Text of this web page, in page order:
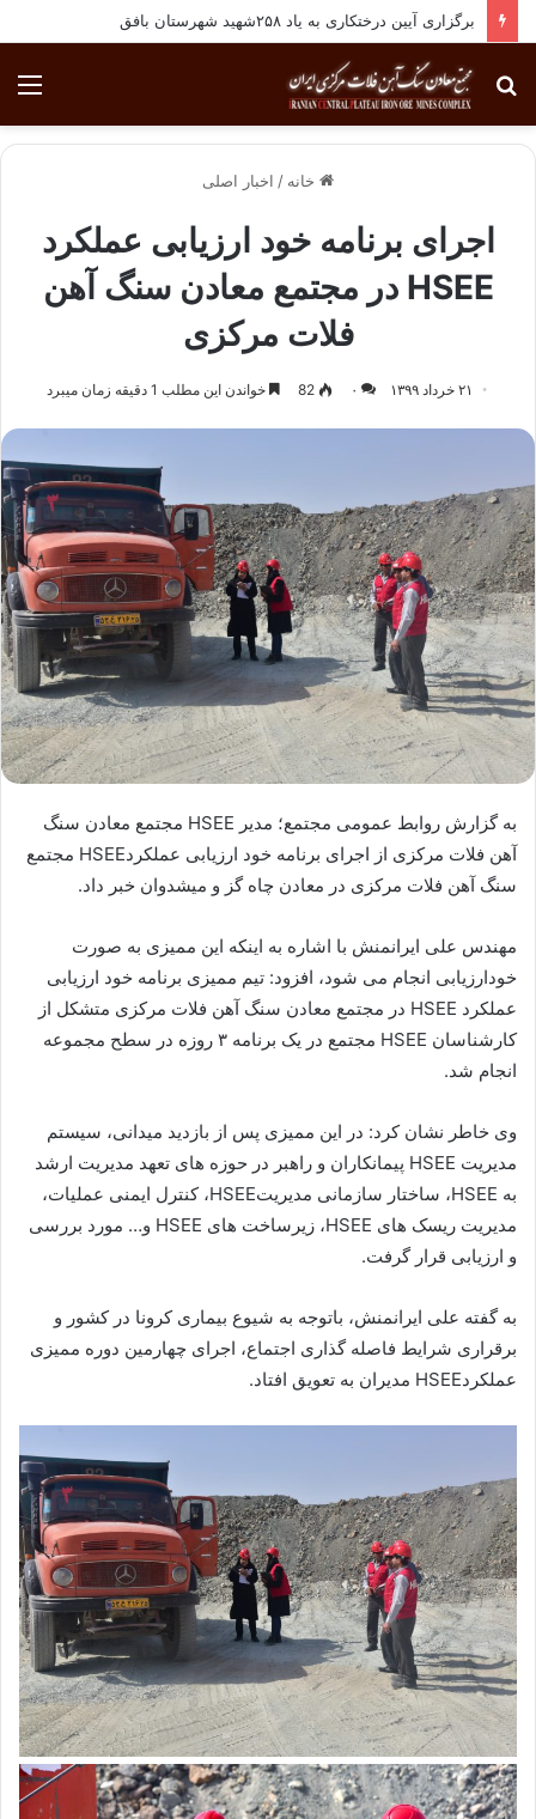
برگزاری آیین درختکاری به یاد ۲۵۸شهید شهرستان بافق
جستجو
برای
خانه / اخبار اصلی
اجرای برنامه خود ارزیابی عملکرد
HSEE در مجتمع معادن سنگ آهن
فلات مرکزی
۲۱ خرداد ۱۳۹۹ ۰ 82 خواندن این مطلب 1 دقیقه زمان میبرد
به گزارش روابط عمومی مجتمع؛ مدیر HSEE مجتمع معادن سنگ
آهن فلات مرکزی از اجرای برنامه خود ارزیابی عملکردHSEE مجتمع
سنگ آهن فلات مرکزی در معادن چاه گز و میشدوان خبر داد.
مهندس علی ایرانمنش با اشاره به اینکه این ممیزی به صورت
خودارزیابی انجام می شود، افزود: تیم ممیزی برنامه خود ارزیابی
عملکرد HSEE در مجتمع معادن سنگ آهن فلات مرکزی متشکل از
کارشناسان HSEE مجتمع در یک برنامه ۳ روزه در سطح مجموعه
انجام شد.
وی خاطر نشان کرد: در این ممیزی پس از بازدید میدانی، سیستم
مدیریت HSEE پیمانکاران و راهبر در حوزه های تعهد مدیریت ارشد
به HSEE، ساختار سازمانی مدیریتHSEE، کنترل ایمنی عملیات،
مدیریت ریسک های HSEE، زیرساخت های HSEE و… مورد بررسی
و ارزیابی قرار گرفت.
به گفته علی ایرانمنش، باتوجه به شیوع بیماری کرونا در کشور و
برقراری شرایط فاصله گذاری اجتماع، اجرای چهارمین دوره ممیزی
عملکردHSEE مدیران به تعویق افتاد.